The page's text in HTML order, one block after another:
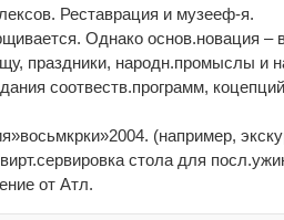
Реставрация и музееф-я.
Однако основ.новация –
праздники, народн.промыслы и
соотвеств.программ,
(например,
стола для
от Атл.